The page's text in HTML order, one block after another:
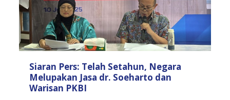
Siaran Pers: Telah Setahun, Negara
Melupakan Jasa dr. Soeharto dan
Warisan PKBI